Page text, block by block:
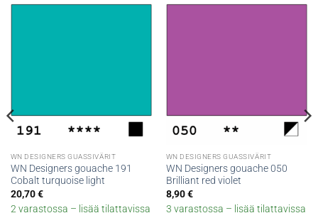
WN DESIGNERS GUASSIVÄRIT
WN Designers gouache 191
Cobalt turquoise light
20,70€
2 varastossa – lisää tilattavissa
WN DESIGNERS GUASSIVÄRIT
WN Designers gouache 050
Brilliant red violet
8,90€
3 varastossa – lisää tilattavissa